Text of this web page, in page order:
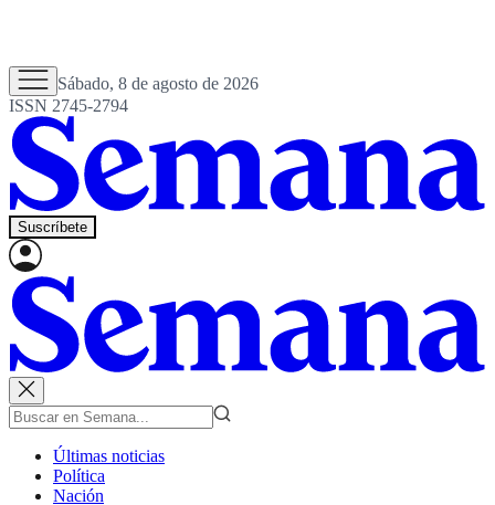
Sábado, 8 de agosto de 2026
ISSN 2745-2794
Suscríbete
Últimas noticias
Política
Nación